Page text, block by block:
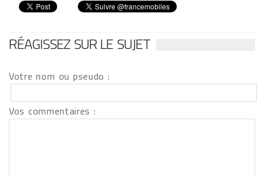
RÉAGISSEZ SUR LE SUJET
Votre nom ou pseudo :
Vos commentaires :